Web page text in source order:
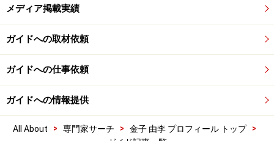
メディア掲載実績
ガイドへの取材依頼
ガイドへの仕事依頼
ガイドへの情報提供
All About > 専門家サーチ > 金子 由李 プロフィール トップ
>